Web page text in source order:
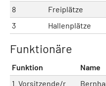
8
Freiplätze
3
Hallenplätze
Funktionäre
Funktion Name
1. Vorsitzende/r